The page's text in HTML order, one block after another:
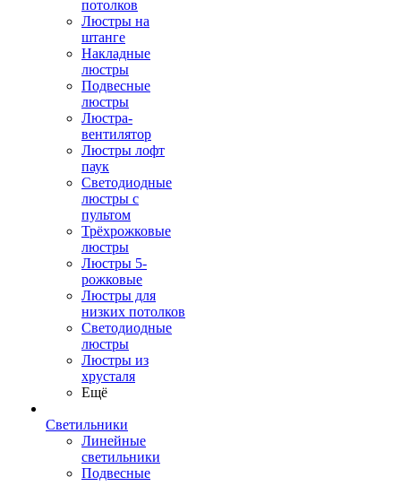
потолков
Люстры на
штанге
Накладные
люстры
Подвесные
люстры
Люстра-
вентилятор
Люстры лофт
паук
Светодиодные
люстры с
пультом
Трёхрожковые
люстры
Люстры 5-
рожковые
Люстры для
низких потолков
Cветодиодные
люстры
Люстры из
хрусталя
Ещё
Светильники
Линейные
светильники
Подвесные